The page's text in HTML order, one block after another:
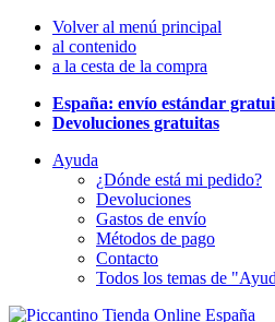
Volver al menú principal
al contenido
a la cesta de la compra
España: envío estándar
Devoluciones gratuitas
Ayuda
¿Dónde está mi pedido?
Devoluciones
Gastos de envío
Métodos de pago
Contacto
Todos los temas de